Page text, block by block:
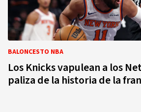
BALONCESTO NBA
Los Knicks vapulean a los
paliza de la historia de la